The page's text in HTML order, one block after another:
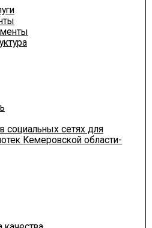
социальных сетях для
Кемеровской области-